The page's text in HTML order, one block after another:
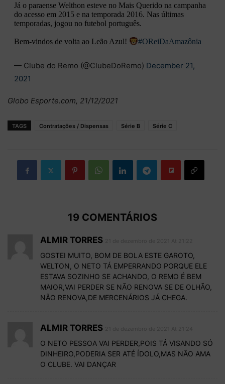
Já o paraense Welthon esteve no Mais Querido na campanha
do acesso em 2015 e na temporada 2016. Nas últimas
temporadas, jogou no futebol português.
Bem-vindos de volta ao Leão Azul! #OReiDaAmazônia
— Clube do Remo (@ClubeDoRemo) December 21,
2021
Globo Esporte.com, 21/12/2021
TAGS Contratações / Dispensas Série B Série C
19 COMENTÁRIOS
ALMIR TORRES
GOSTEI MUITO, BOM DE BOLA ESTE GAROTO,
WELTON, O NETO TÁ EMPERRANDO PORQUE ELE
ESTAVA SOZINHO SE ACHANDO, O REMO É BEM
MAIOR,VAI PERDER SE NÃO RENOVA SE DE OLHÃO,
NÃO RENOVA,DE MERCENÁRIOS JÁ CHEGA.
ALMIR TORRES
O NETO PESSOA VAI PERDER,POIS TÁ VISANDO SÓ
DINHEIRO,PODERIA SER ATÉ ÍDOLO,MAS NÃO AMA
O CLUBE. VAI DANÇAR